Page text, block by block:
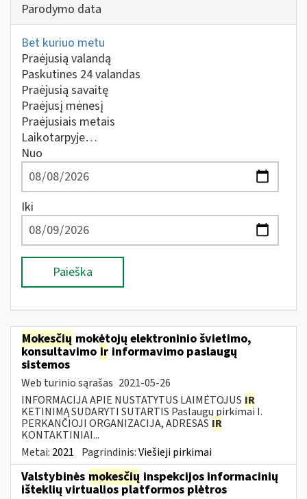
Parodymo data
Bet kuriuo metu
Praėjusią valandą
Paskutines 24 valandas
Praėjusią savaitę
Praėjusį mėnesį
Praėjusiais metais
Laikotarpyje…
Nuo
Iki
Paieška
Mokesčių mokėtojų elektroninio švietimo,
konsultavimo ir informavimo paslaugų
sistemos
Web turinio sąrašas 2021-05-26
INFORMACIJA APIE NUSTATYTUS LAIMĖTOJUS IR
KETINIMĄ SUDARYTI SUTARTIS Paslaugų pirkimai I.
PERKANČIOJI ORGANIZACIJA, ADRESAS IR
KONTAKTINIAI...
Metai: 2021 Pagrindinis:Viešieji pirkimai
Valstybinės mokesčių inspekcijos informacinių
išteklių virtualios platformos plėtros